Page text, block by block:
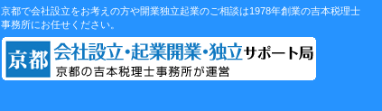
京都で会社設立をお考えの方や開業独立起業のご相談は1978年創業の吉本税理士
事務所にお任せください。